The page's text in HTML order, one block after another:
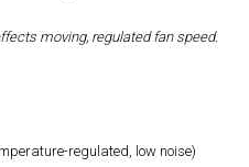
moving, regulated fan speed.
regulated, low noise)